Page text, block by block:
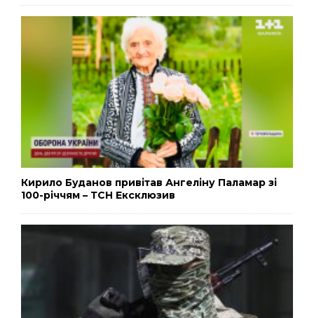
Кирило Буданов привітав Ангеліну Паламар зі
100-річчям – ТСН Ексклюзив